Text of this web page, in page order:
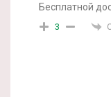
Бесплатной
3